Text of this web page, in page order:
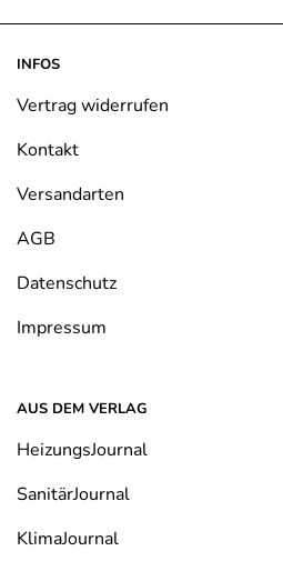
INFOS
Vertrag widerrufen
Kontakt
Versandarten
AGB
Datenschutz
Impressum
AUS DEM VERLAG
HeizungsJournal
SanitärJournal
KlimaJournal